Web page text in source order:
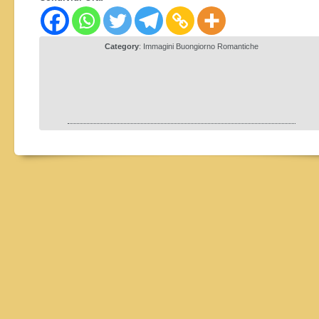
Category: Immagini Buongiorno Romantiche